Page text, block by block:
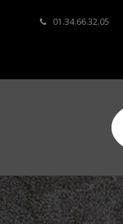
01.34.66.32.05